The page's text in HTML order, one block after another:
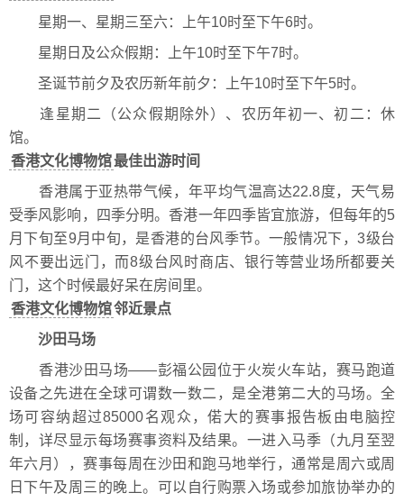
星期一、星期三至六：上午10时至下午6时。
星期日及公众假期：上午10时至下午7时。
圣诞节前夕及农历新年前夕：上午10时至下午5时。
逢星期二（公众假期除外）、农历年初一、初二：休
馆。
香港文化博物馆最佳出游时间
香港属于亚热带气候，年平均气温高达22.8度，天气易
受季风影响，四季分明。香港一年四季皆宜旅游，但每年的5
月下旬至9月中旬，是香港的台风季节。一般情况下，3级台
风不要出远门，而8级台风时商店、银行等营业场所都要关
门，这个时候最好呆在房间里。
香港文化博物馆邻近景点
沙田马场
香港沙田马场——彭福公园位于火炭火车站，赛马跑道
设备之先进在全球可谓数一数二，是全港第二大的马场。全
场可容纳超过85000名观众，偌大的赛事报告板由电脑控
制，详尽显示每场赛事资料及结果。一进入马季（九月至翌
年六月），赛事每周在沙田和跑马地举行，通常是周六或周
日下午及周三的晚上。可以自行购票入场或参加旅协举办的